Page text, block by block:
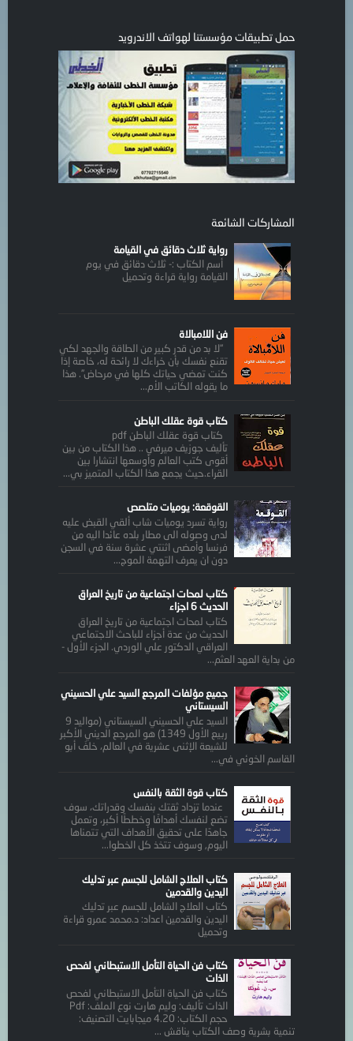
حمل تطبيقات مؤسستنا لهواتف الاندرويد
المشاركات الشائعة
رواية ثلاث دقائق في القيامة
أسم الكتاب :- ثلاث دقائق في يوم
القيامة رواية قراءة وتحميل
فن اللامبالاة
“لا بد من قدر كبير من الطاقة والجهد لكي
تقنع نفسك بأن خراءك لا رائحة له، خاصة إذا
كنت تمضي حياتك كلها في مرحاض”. هذا
ما يقوله الكاتب الأم...
كتاب قوة عقلك الباطن
كتاب قوة عقلك الباطن pdf
تأليف جوزيف ميرفي .. هذا الكتاب من بين
أقوى كتب العالم وأوسعها انتشارا بين
القراء.حيث يجمع هذا الكتاب المتميز بي...
القوقعة: يوميات متلصص
رواية تسرد يوميات شاب ألقي القبض عليه
لدى وصوله الى مطار بلده عائدا اليه من
فرنسا وأمضى اثنتي عشرة سنة في السجن
دون ان يعرف التهمة الموج...
كتاب لمحات اجتماعية من تاريخ العراق
الحديث 6 اجزاء
كتاب لمحات اجتماعية من تاريخ العراق
الحديث من عدة أجزاء للباحث الاجتماعي
العراقي الدكتور علي الوردي. الجزء الأول -
من بداية العهد العثم...
جميع مؤلفات المرجع السيد علي الحسيني
السيستاني
السيد علي الحسيني السيستاني (مواليد 9
ربيع الأول 1349) هو المرجع الديني الأكبر
للشيعة الإثنى عشرية في العالم، خلفَ أبو
القاسم الخوئي في...
كتاب قوة الثقة بالنفس
عندما تزداد ثقتك بنفسك وقدراتك، سوف
تضع لنفسك أهدافًا وخططًا أكبر، وتعمل
جاهدًا على تحقيق الأهداف التي تتمناها
اليوم, وسوف تتخذ كل الخطوا...
كتاب العلاج الشامل للجسم عبر تدليك
اليدين والقدمين
كتاب العلاج الشامل للجسم عبر تدليك
اليدين والقدمين اعداد: د.محمد عمرو قراءة
وتحميل
كتاب فن الحياة التأمل الاستبطاني لفحص
الذات
كتاب فن الحياة التأمل الاستبطاني لفحص
الذات تأليف: وليم هارت نوع الملف: Pdf
حجم الكتاب: 4.20 ميجابايت التصنيف:
تنمية بشرية وصف الكتاب يناقش ...